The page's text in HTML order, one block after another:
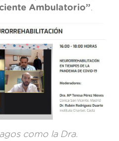
Ambulatorio”.
como la Dra.